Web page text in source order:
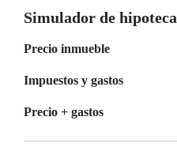
Simulador de hipoteca
Precio inmueble
Impuestos y gastos
Precio + gastos